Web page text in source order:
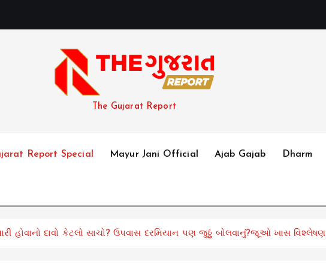
The Gujarat Report
Report Special Mayur Jani Official Ajab Gajab Dharm
હોવાનો દાવો કેટલો સાચો? ઉપવાસ દરમિયાન પણ જુઠ્ઠું બોલવાનું?જૂઓ ખાસ વિશ્લેષણ